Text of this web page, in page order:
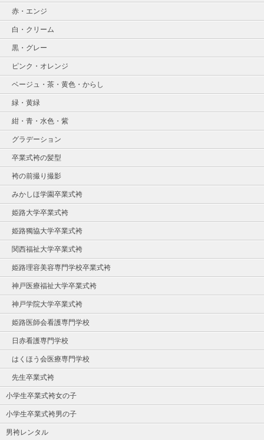
赤・エンジ
白・クリーム
黒・グレー
ピンク・オレンジ
ベージュ・茶・黄色・からし
緑・黄緑
紺・青・水色・紫
グラデーション
卒業式袴の髪型
袴の前撮り撮影
みかしほ学園卒業式袴
姫路大学卒業式袴
姫路獨協大学卒業式袴
関西福祉大学卒業式袴
姫路理容美容専門学校卒業式袴
神戸医療福祉大学卒業式袴
神戸学院大学卒業式袴
姫路医師会看護専門学校
日赤看護専門学校
はくほう会医療専門学校
先生卒業式袴
小学生卒業式袴女の子
小学生卒業式袴男の子
男袴レンタル